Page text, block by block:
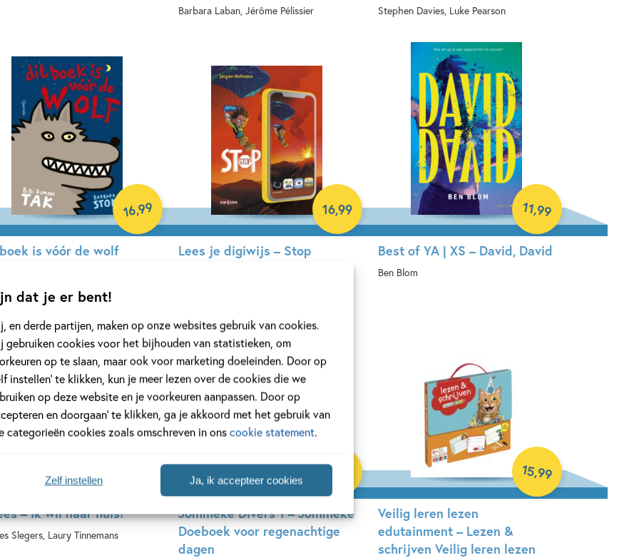
dat je er bent!
en derde partijen, maken op onze websites gebruik van cookies.
gebruiken cookies voor het bijhouden van statistieken, om
op te slaan, maar ook voor marketing doeleinden. Door op
instellen’ te klikken, kun je meer lezen over de cookies die we
op deze website en je voorkeuren aanpassen. Door op
en doorgaan’ te klikken, ga je akkoord met het gebruik van
categorieën cookies zoals omschreven in onscookie statement.
Ja, ik accepteer cookies
Zelf instellen
Barbara Laban, Jérôme Pélissier Stephen Davies, Luke Pearson
E-book
is vóór de wolf
16,99
Lees je digiwijs – Stop
16,99
Best of YA | XS – David, David
Ben Blom
11,99
– Ik wil naar huis!
Slegers, Laury Tinnemans
Jommeke Divers 1 – Jommeke
Doeboek voor regenachtige
dagen
13
Veilig leren lezen
edutainment – Lezen &
schrijven Veilig leren lezen
15,99